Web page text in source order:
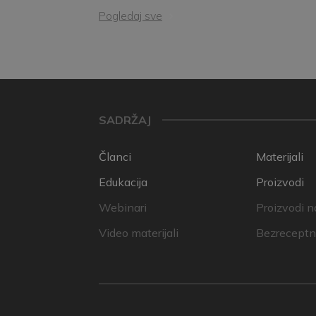
Pogledaj sve
SADRŽAJ
Članci
Edukacija
Webinari
Video materijali
Materijali
Proizvodi
Proizvodi